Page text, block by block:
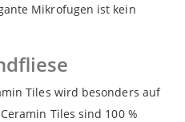
Mikrofugen ist kein
Tiles wird besonders auf
Tiles sind 100 %